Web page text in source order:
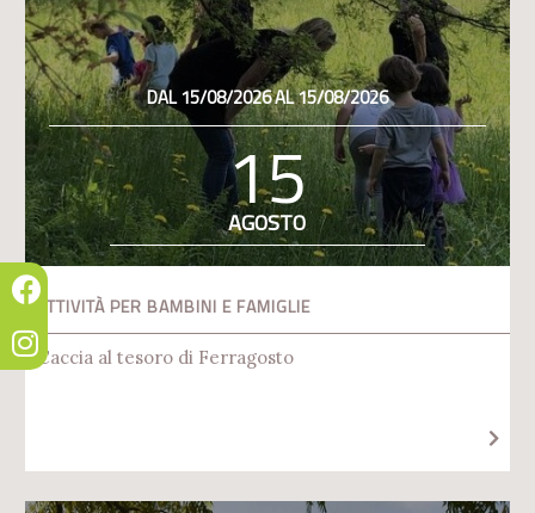
DAL 15/08/2026 AL 15/08/2026
15
AGOSTO
ATTIVITÀ PER BAMBINI E FAMIGLIE
Caccia al tesoro di Ferragosto